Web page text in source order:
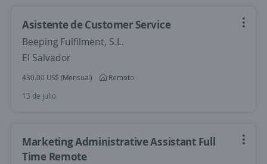
Asistente de Customer Service
Beeping Fulfilment, S.L.
El Salvador
430.00 US$ (Mensual)
Remoto
13 de julio
Marketing Administrative Assistant Full
Time Remote